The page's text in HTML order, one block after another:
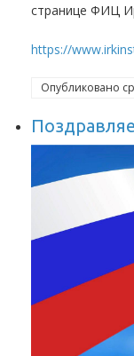
странице ФИЦ
https://
Опубликовано